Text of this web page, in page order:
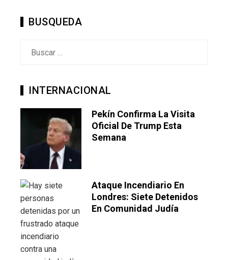
BUSQUEDA
INTERNACIONAL
Pekín Confirma La Visita
Oficial De Trump Esta
Semana
Ataque Incendiario En
Londres: Siete Detenidos
En Comunidad Judía